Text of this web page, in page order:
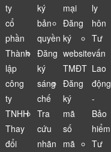
ty
cổ
phần
Thành
lập
công
ty
TNHH
Thay
đổi
ký
bản
quyền
Đăng
ký
sáng
chế
Tra
cứu
nhãn
mại
Đăng
ký
website
TMĐT
Đăng
ký
mã
số
mã
ly
hôn
Tư
vấn
Lao
động
-
Bảo
hiểm
Tư